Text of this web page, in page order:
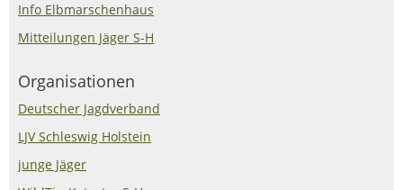
Info Elbmarschenhaus
Mitteilungen Jäger S-H
Organisationen
Deutscher Jagdverband
LJV Schleswig Holstein
junge Jäger